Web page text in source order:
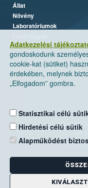
Adatkezelési
gondoskodunk
cookie-kat (sütiket)
érdekében, melynek
„Elfogadom” gombra.
Statisztikai célú
Hirdetési célú sütik
Alapműködést
Állat
Növény
Laboratóriumok
Nemzeti
E-mail: